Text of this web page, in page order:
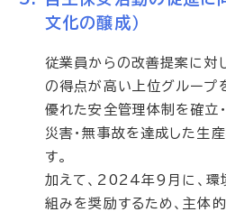
文化の醸成）
従業員からの改善提案に対
の得点が高い上位グループ
優れた安全管理体制を確立
災害・無事故を達成した生
す。
加えて、2024年9月に、環
組みを奨励するため、主体